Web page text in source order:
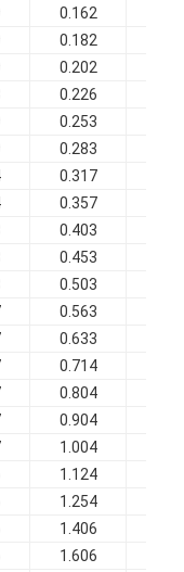
0.162
0.182
0.202
0.226
0.253
0.283
0.317
0.357
0.403
0.453
0.503
0.563
0.633
0.714
0.804
0.904
1.004
1.124
1.254
1.406
1.606